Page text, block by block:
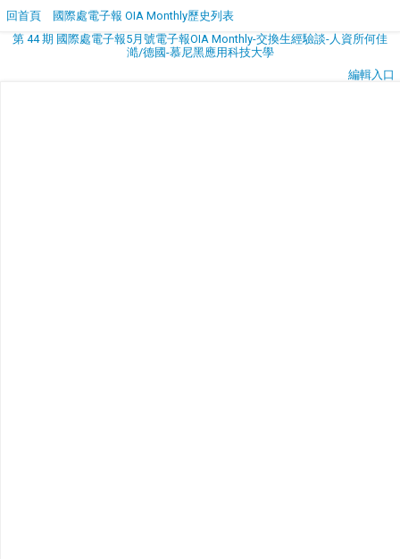
回首頁
國際處電子報 OIA Monthly歷史列表
第 44 期 國際處電子報5月號電子報OIA Monthly-交換生經驗談-人資所何佳
澔/德國-慕尼黑應用科技大學
編輯入口